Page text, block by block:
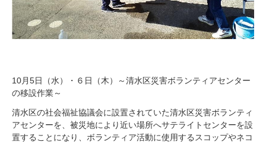
10月5日（水）・６日（木）～清水区災害ボランティアセンター
の移設作業～
清水区の社会福祉協議会に設置されていた清水区災害ボランティ
アセンターを、被災地により近い場所へサテライトセンターを設
置することになり、ボランティア活動に使用するスコップやネコ